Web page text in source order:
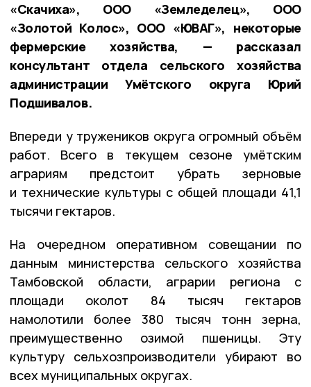
«Скачиха», ООО «Земледелец», ООО
«Золотой Колос», ООО «ЮВАГ», некоторые
фермерские хозяйства, — рассказал
консультант отдела сельского хозяйства
администрации Умётского округа Юрий
Подшивалов.
Впереди у тружеников округа огромный объём
работ. Всего в текущем сезоне умётским
аграриям предстоит убрать зерновые
и технические культуры с общей площади 41,1
тысячи гектаров.
На очередном оперативном совещании по
данным министерства сельского хозяйства
Тамбовской области, аграрии региона с
площади околот 84 тысяч гектаров
намолотили более 380 тысяч тонн зерна,
преимущественно озимой пшеницы. Эту
культуру сельхозпроизводители убирают во
всех муниципальных округах.